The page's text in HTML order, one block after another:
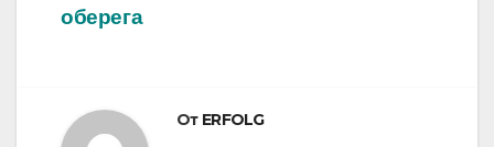
оберега
От ERFOLG